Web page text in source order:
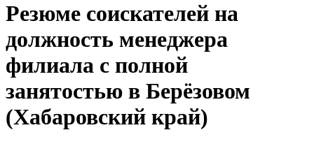
Резюме соискателей на
должность менеджера
филиала с полной
занятостью в Берёзовом
(Хабаровский край)